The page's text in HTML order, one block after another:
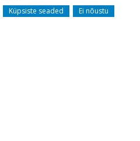
Küpsiste seaded Ei nõustu